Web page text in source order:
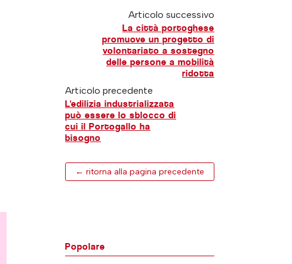
Articolo successivo
La città portoghese
promuove un progetto di
volontariato a sostegno
delle persone a mobilità
ridotta
Articolo precedente
L'edilizia industrializzata
può essere lo sblocco di
cui il Portogallo ha
bisogno
← ritorna alla pagina precedente
Popolare